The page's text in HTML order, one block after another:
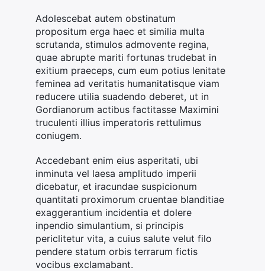
Adolescebat autem obstinatum
propositum erga haec et similia multa
scrutanda, stimulos admovente regina,
quae abrupte mariti fortunas trudebat in
exitium praeceps, cum eum potius lenitate
feminea ad veritatis humanitatisque viam
reducere utilia suadendo deberet, ut in
Gordianorum actibus factitasse Maximini
truculenti illius imperatoris rettulimus
coniugem.
Accedebant enim eius asperitati, ubi
inminuta vel laesa amplitudo imperii
dicebatur, et iracundae suspicionum
quantitati proximorum cruentae blanditiae
exaggerantium incidentia et dolere
inpendio simulantium, si principis
periclitetur vita, a cuius salute velut filo
pendere statum orbis terrarum fictis
vocibus exclamabant.